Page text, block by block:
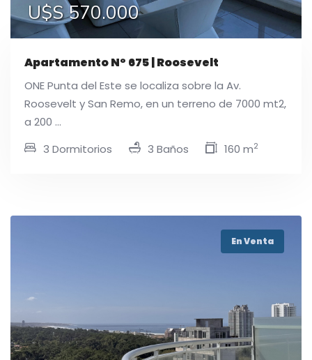
U$S 570.000
Apartamento N° 675 | Roosevelt
ONE Punta del Este se localiza sobre la Av.
Roosevelt y San Remo, en un terreno de 7000 mt2,
a 200 ...
3 Dormitorios
3 Baños 160 m2
En Venta